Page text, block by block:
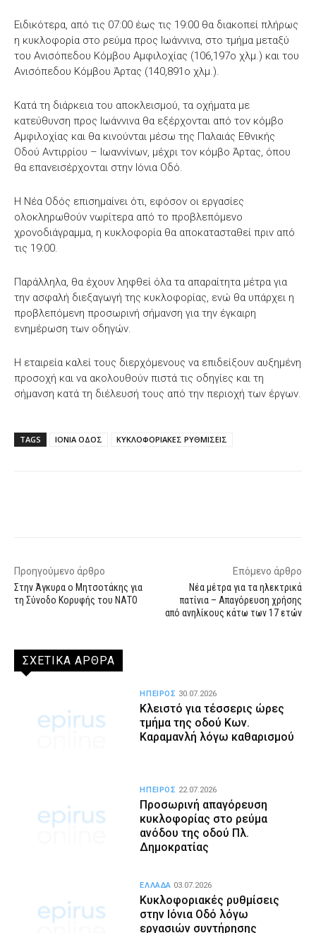
Ειδικότερα, από τις 07:00 έως τις 19:00 θα διακοπεί πλήρως
η κυκλοφορία στο ρεύμα προς Ιωάννινα, στο τμήμα μεταξύ
του Ανισόπεδου Κόμβου Αμφιλοχίας (106,197ο χλμ.) και του
Ανισόπεδου Κόμβου Άρτας (140,891ο χλμ.).
Κατά τη διάρκεια του αποκλεισμού, τα οχήματα με
κατεύθυνση προς Ιωάννινα θα εξέρχονται από τον κόμβο
Αμφιλοχίας και θα κινούνται μέσω της Παλαιάς Εθνικής
Οδού Αντιρρίου – Ιωαννίνων, μέχρι τον κόμβο Άρτας, όπου
θα επανεισέρχονται στην Ιόνια Οδό.
Η Νέα Οδός επισημαίνει ότι, εφόσον οι εργασίες
ολοκληρωθούν νωρίτερα από το προβλεπόμενο
χρονοδιάγραμμα, η κυκλοφορία θα αποκατασταθεί πριν από
τις 19:00.
Παράλληλα, θα έχουν ληφθεί όλα τα απαραίτητα μέτρα για
την ασφαλή διεξαγωγή της κυκλοφορίας, ενώ θα υπάρχει η
προβλεπόμενη προσωρινή σήμανση για την έγκαιρη
ενημέρωση των οδηγών.
Η εταιρεία καλεί τους διερχόμενους να επιδείξουν αυξημένη
προσοχή και να ακολουθούν πιστά τις οδηγίες και τη
σήμανση κατά τη διέλευσή τους από την περιοχή των έργων.
TAGS ΙΟΝΙΑ ΟΔΟΣ ΚΥΚΛΟΦΟΡΙΑΚΕΣ ΡΥΘΜΙΣΕΙΣ
Προηγούμενο άρθρο
Στην Άγκυρα ο Μητσοτάκης για
τη Σύνοδο Κορυφής του ΝΑΤΟ
Επόμενο άρθρο
Νέα μέτρα για τα ηλεκτρικά
πατίνια – Απαγόρευση χρήσης
από ανηλίκους κάτω των 17 ετών
ΣΧΕΤΙΚΑ ΑΡΘΡΑ
Κλειστό για τέσσερις ώρες
τμήμα της οδού Κων.
Καραμανλή λόγω καθαρισμού
ΗΠΕΙΡΟΣ 30.07.2026
Προσωρινή απαγόρευση
κυκλοφορίας στο ρεύμα
ανόδου της οδού Πλ.
Δημοκρατίας
ΗΠΕΙΡΟΣ 22.07.2026
Κυκλοφοριακές ρυθμίσεις
στην Ιόνια Οδό λόγω
εργασιών συντήρησης
ΕΛΛΑΔΑ 03.07.2026